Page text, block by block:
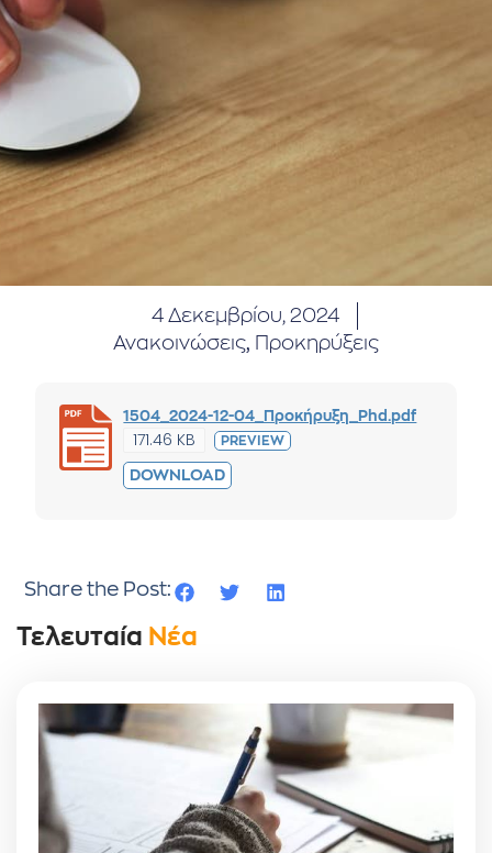
4 Δεκεμβρίου, 2024
Ανακοινώσεις, Προκηρύξεις
1504_2024-12-04_Προκήρυξη_Phd.pdf
171.46 KB PREVIEW
DOWNLOAD
Share the Post:
Τελευταία Νέα